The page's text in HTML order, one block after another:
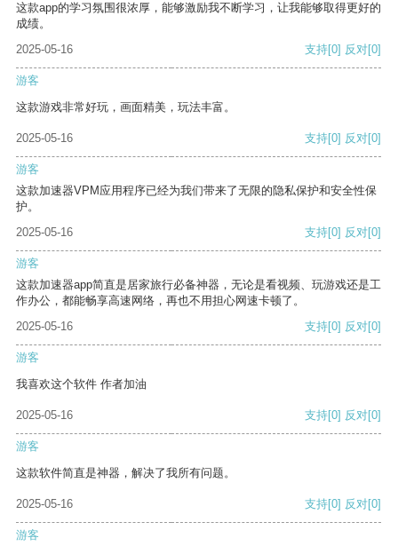
这款app的学习氛围很浓厚，能够激励我不断学习，让我能够取得更好的
成绩。
2025-05-16
支持[0] 反对[0]
游客
这款游戏非常好玩，画面精美，玩法丰富。
2025-05-16 支持[0] 反对[0]
游客
这款加速器VPM应用程序已经为我们带来了无限的隐私保护和安全性保
护。
2025-05-16
支持[0] 反对[0]
游客
这款加速器app简直是居家旅行必备神器，无论是看视频、玩游戏还是工
作办公，都能畅享高速网络，再也不用担心网速卡顿了。
2025-05-16
支持[0] 反对[0]
游客
我喜欢这个软件 作者加油
2025-05-16 支持[0] 反对[0]
游客
这款软件简直是神器，解决了我所有问题。
2025-05-16 支持[0] 反对[0]
游客